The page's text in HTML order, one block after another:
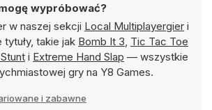
wypróbować?
w naszej sekcji Local Multiplayergier i
takie jak Bomb It 3, Tic Tac Toe
i Extreme Hand Slap — wszystkie
gry na Y8 Games.
i zabawne